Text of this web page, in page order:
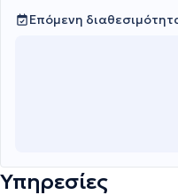
Επόμενη
Υπηρεσίες